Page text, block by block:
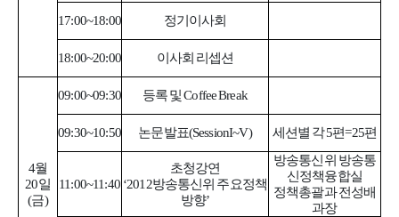
17:00~18:00 정기이사회
18:00~20:00 이사회 리셉션
4월
20일
(금)
09:00~09:30 등록 및 Coffee Break
09:30~10:50 논문발표(SessionI~V) 세션별 각 5편=25편
11:00~11:40
초청강연
‘2012방송통신위 주요정책
방향’
방송통신위 방송통
신정책융합실
정책총괄과 전성배
과장